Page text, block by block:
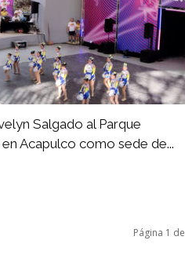
Salgado al Parque
Acapulco como sede de...
Página 1